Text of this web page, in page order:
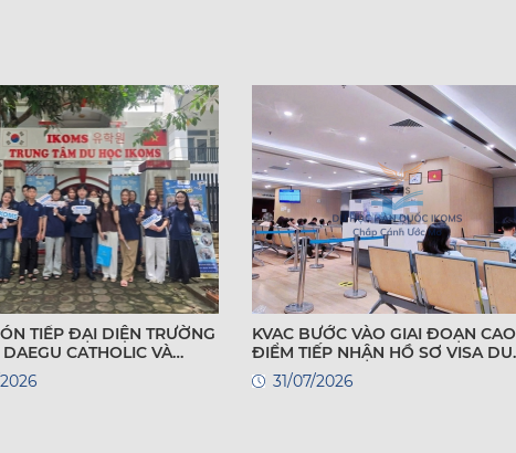
TIẾP ĐẠI DIỆN TRƯỜNG
CATHOLIC VÀ
HỌC YONGSAN HÀN
RỘNG CƠ HỘI DU HỌC
KVAC BƯỚC VÀO GIAI ĐOẠN CAO
ĐIỂM TIẾP NHẬN HỒ SƠ VISA DU
HỌC HÀN QUỐC – HỌC SINH CẦN
CHUẨN BỊ GÌ?
31/07/2026